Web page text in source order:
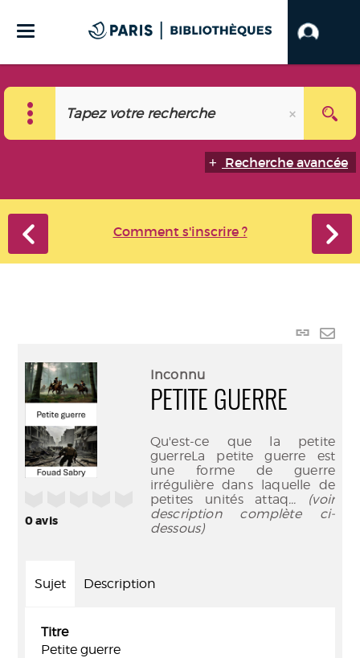
Recherche avancée
Comment s'inscrire ?
Lien
0avis
Inconnu
PETITE GUERRE
Qu'est-ce que la petite
guerreLa petite guerre est
une forme de guerre
irrégulière dans laquelle de
petites unités attaq... (voir
description complète ci-
dessous)
Sujet Description
Titre
Petite guerre